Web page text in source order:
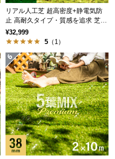
リアル人工芝 超高密度+静電気防
止 高耐久タイプ・質感を追求 芝丈
35mm 2×10m
¥32,999
5 （1）